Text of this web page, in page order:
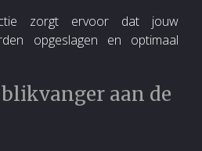
zorgt ervoor dat jouw
opgeslagen en optimaal
aan de